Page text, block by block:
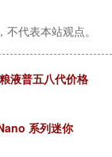
代表本站观点。
液普五八代价格
系列迷你